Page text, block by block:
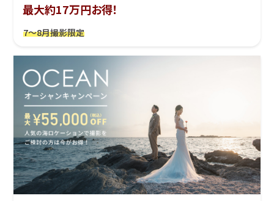
最大約17万円お得！
7～8月撮影限定